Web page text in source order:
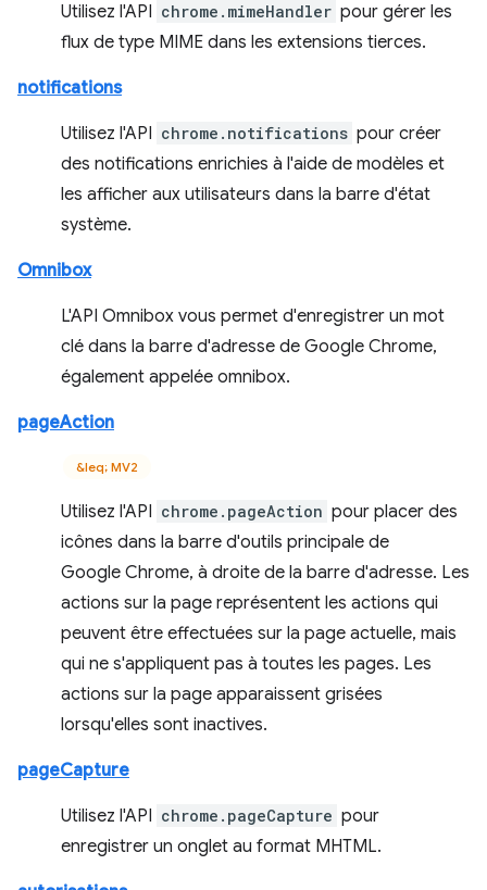
Utilisez l'API chrome.mimeHandler pour gérer les
flux de type MIME dans les extensions tierces.
notifications
Utilisez l'API chrome.notifications pour créer
des notifications enrichies à l'aide de modèles et
les afficher aux utilisateurs dans la barre d'état
système.
Omnibox
L'API Omnibox vous permet d'enregistrer un mot
clé dans la barre d'adresse de Google Chrome,
également appelée omnibox.
pageAction
&leq; MV2
Utilisez l'API chrome.pageAction pour placer des
icônes dans la barre d'outils principale de
Google Chrome, à droite de la barre d'adresse. Les
actions sur la page représentent les actions qui
peuvent être effectuées sur la page actuelle, mais
qui ne s'appliquent pas à toutes les pages. Les
actions sur la page apparaissent grisées
lorsqu'elles sont inactives.
pageCapture
Utilisez l'API chrome.pageCapture pour
enregistrer un onglet au format MHTML.